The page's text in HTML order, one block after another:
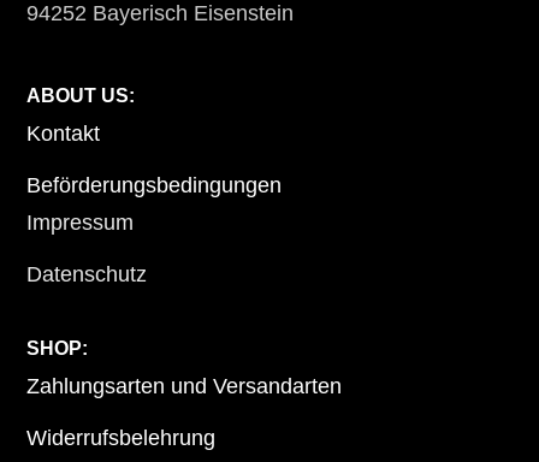
94252 Bayerisch Eisenstein
ABOUT US:
Kontakt
Beförderungsbedingungen
Impressum
Datenschutz
SHOP:
Zahlungsarten und Versandarten
Widerrufsbelehrung